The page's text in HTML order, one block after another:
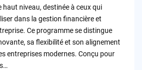
niveau, destinée à ceux qui
dans la gestion financière et
Ce programme se distingue
sa flexibilité et son alignement
entreprises modernes. Conçu pour